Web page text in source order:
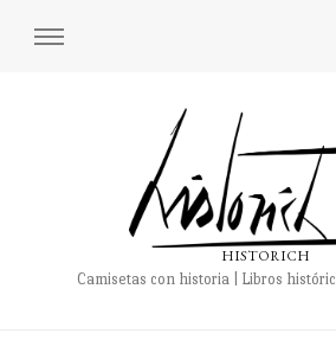
HISTORICH
Camisetas con historia | Libros